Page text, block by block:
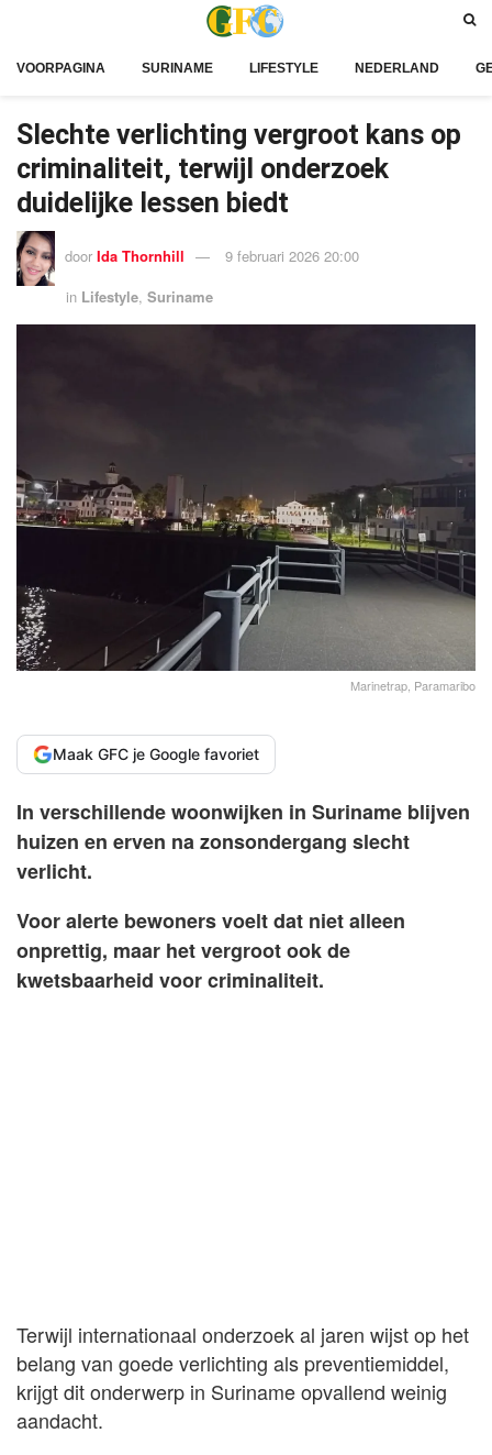
VOORPAGINA SURINAME LIFESTYLE NEDERLAND
Slechte verlichting vergroot kans op
criminaliteit, terwijl onderzoek
duidelijke lessen biedt
door Ida Thornhill
9 februari 2026 20:00
in Lifestyle, Suriname
Marinetrap, Paramaribo
Maak GFC je Google favoriet
In verschillende woonwijken in Suriname blijven
huizen en erven na zonsondergang slecht
verlicht.
Voor alerte bewoners voelt dat niet alleen
onprettig, maar het vergroot ook de
kwetsbaarheid voor criminaliteit.
Terwijl internationaal onderzoek al jaren wijst op het
belang van goede verlichting als preventiemiddel,
krijgt dit onderwerp in Suriname opvallend weinig
aandacht.